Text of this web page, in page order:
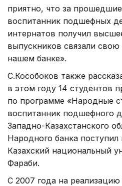
приятно, что за
воспитанник подшефных
интернатов получил
выпускников связали свою
нашем банке».
С.Кособоков также
в этом году 14 студентов
по программе «Народные
воспитанник подшефного
Западно-Казахстанского
Народного банка поступил
Казахский национальный
Фараби.
С 2007 года на